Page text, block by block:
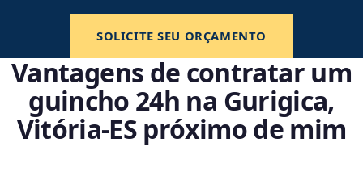
SOLICITE SEU ORÇAMENTO
Vantagens de contratar um
guincho 24h na Gurigica,
Vitória‑ES próximo de mim